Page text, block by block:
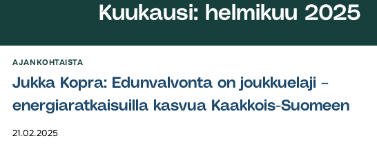
Kuukausi: helmikuu 2025
AJANKOHTAISTA
Jukka Kopra: Edunvalvonta on joukkuelaji –
energiaratkaisuilla kasvua Kaakkois-Suomeen
21.02.2025